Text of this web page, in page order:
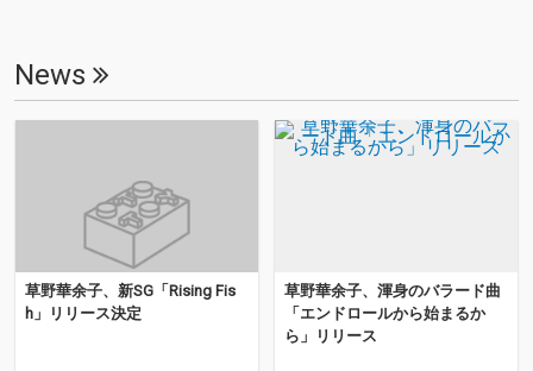
叩き起こし、一歩前へ
進む勇気を授けてくれ
る。 作家活動10周年を
トを続ける“二足の草鞋
型アーティスト”草野華
余子。 彼女が自らの魂
を削り、すべての「戦
う人」へ贈るこの楽曲
は、ジャンルを超え
て、今を生きる人々の
と伝えて、また前を向
くために 終わりから始
まる、新しい日々が待
News
草野華余子、新SG「Rising Fis
h」リリース決定
草野華余子、渾身のバラード曲
「エンドロールから始まるか
ら」リリース